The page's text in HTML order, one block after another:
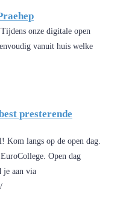
onze digitale open
vanuit huis welke
presterende
Kom langs op de open dag.
Open dag
je aan via